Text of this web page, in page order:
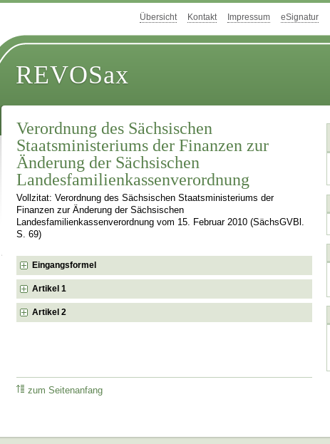
Übersicht Kontakt Impressum eSignatur
REVOSax
Verordnung des Sächsischen
Staatsministeriums der Finanzen zur
Änderung der Sächsischen
Landesfamilienkassenverordnung
Vollzitat: Verordnung des Sächsischen Staatsministeriums der
Finanzen zur Änderung der Sächsischen
Landesfamilienkassenverordnung vom 15. Februar 2010 (SächsGVBl.
S. 69)
Eingangsformel
Artikel 1
Artikel 2
zum Seitenanfang